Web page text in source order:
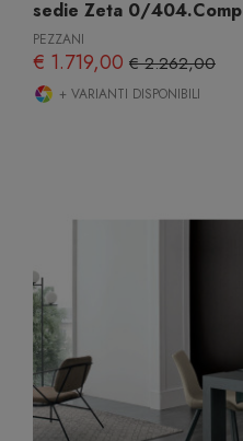
sedie Zeta 0/404.Comp
PEZZANI
€ 1.719,00 € 2.262,00
+ VARIANTI DISPONIBILI